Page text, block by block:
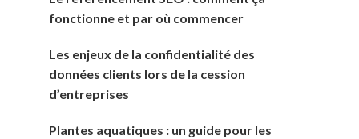
fonctionne et par où commencer
Les enjeux de la confidentialité des
données clients lors de la cession
d’entreprises
Plantes aquatiques : un guide pour les